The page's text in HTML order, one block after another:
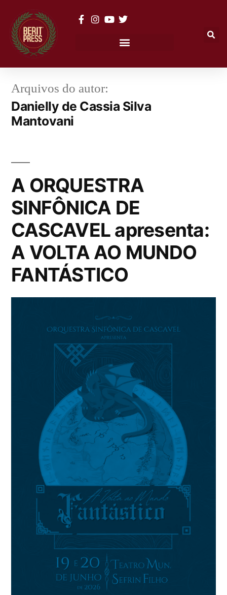
Arquivos do autor:
Danielly de Cassia Silva
Mantovani
A ORQUESTRA
SINFÔNICA DE
CASCAVEL apresenta:
A VOLTA AO MUNDO
FANTÁSTICO